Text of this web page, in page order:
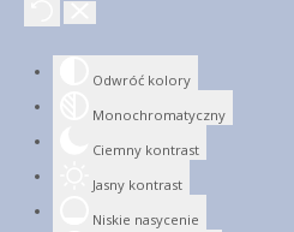
Odwróć kolory
Monochromatyczny
Ciemny kontrast
Jasny kontrast
Niskie nasycenie